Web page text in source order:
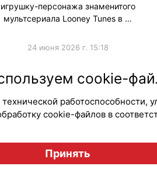
игрушку-персонажа знаменитого
мультсериала Looney Tunes в …
24 июня 2026 г. 15:18
рынка", licensingrussia.ru,
cookie-
работоспособности,
cookie-файлов в
Принять